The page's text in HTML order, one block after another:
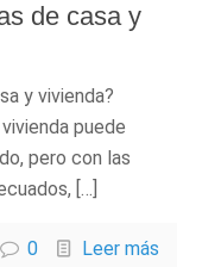
de casa y
y vivienda?
puede
pero con las
[…]
0 Leer más